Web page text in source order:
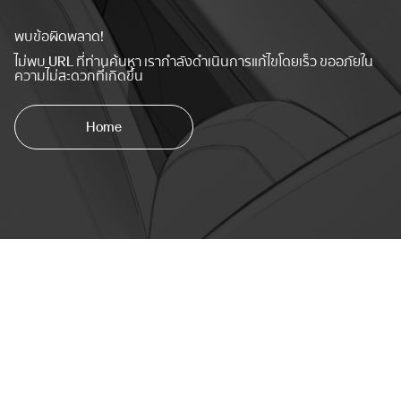
พบข้อผิดพลาด!
ไม่พบ URL ที่ท่านค้นหา เรากำลังดำเนินการแก้ไขโดยเร็ว ขออภัยใน
ความไม่สะดวกที่เกิดขึ้น
Home